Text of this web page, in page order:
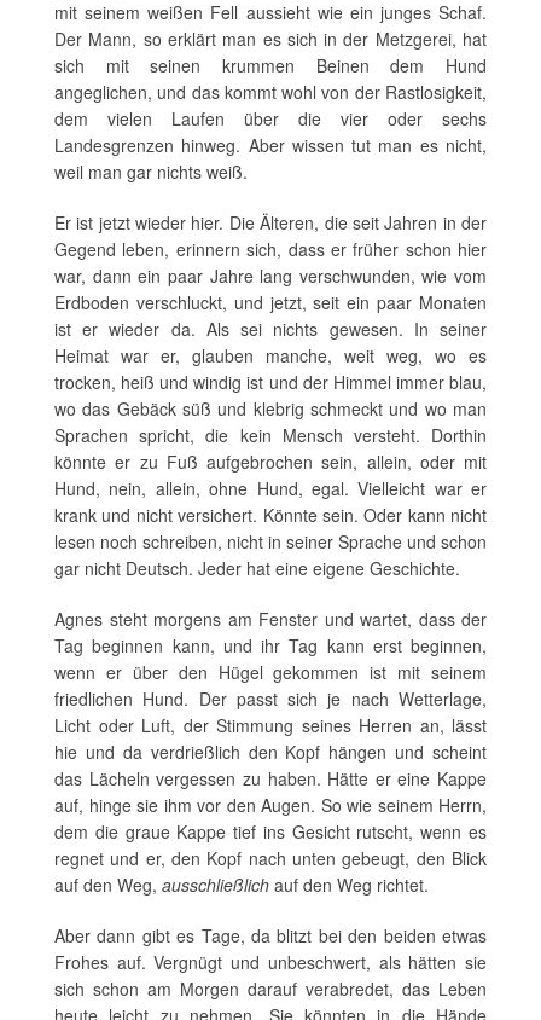
mit seinem weißen Fell aussieht wie ein junges Schaf.
Der Mann, so erklärt man es sich in der Metzgerei, hat
sich mit seinen krummen Beinen dem Hund
angeglichen, und das kommt wohl von der Rastlosigkeit,
dem vielen Laufen über die vier oder sechs
Landesgrenzen hinweg. Aber wissen tut man es nicht,
weil man gar nichts weiß.
Er ist jetzt wieder hier. Die Älteren, die seit Jahren in der
Gegend leben, erinnern sich, dass er früher schon hier
war, dann ein paar Jahre lang verschwunden, wie vom
Erdboden verschluckt, und jetzt, seit ein paar Monaten
ist er wieder da. Als sei nichts gewesen. In seiner
Heimat war er, glauben manche, weit weg, wo es
trocken, heiß und windig ist und der Himmel immer blau,
wo das Gebäck süß und klebrig schmeckt und wo man
Sprachen spricht, die kein Mensch versteht. Dorthin
könnte er zu Fuß aufgebrochen sein, allein, oder mit
Hund, nein, allein, ohne Hund, egal. Vielleicht war er
krank und nicht versichert. Könnte sein. Oder kann nicht
lesen noch schreiben, nicht in seiner Sprache und schon
gar nicht Deutsch. Jeder hat eine eigene Geschichte.
Agnes steht morgens am Fenster und wartet, dass der
Tag beginnen kann, und ihr Tag kann erst beginnen,
wenn er über den Hügel gekommen ist mit seinem
friedlichen Hund. Der passt sich je nach Wetterlage,
Licht oder Luft, der Stimmung seines Herren an, lässt
hie und da verdrießlich den Kopf hängen und scheint
das Lächeln vergessen zu haben. Hätte er eine Kappe
auf, hinge sie ihm vor den Augen. So wie seinem Herrn,
dem die graue Kappe tief ins Gesicht rutscht, wenn es
regnet und er, den Kopf nach unten gebeugt, den Blick
auf den Weg, ausschließlich auf den Weg richtet.
Aber dann gibt es Tage, da blitzt bei den beiden etwas
Frohes auf. Vergnügt und unbeschwert, als hätten sie
sich schon am Morgen darauf verabredet, das Leben